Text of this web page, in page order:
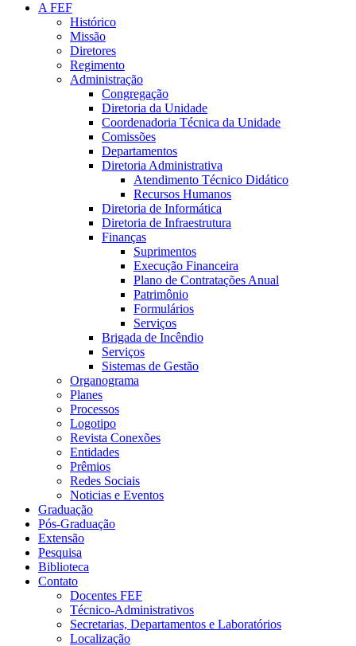
A FEF
Histórico
Missão
Diretores
Regimento
Administração
Congregação
Diretoria da Unidade
Coordenadoria Técnica da Unidade
Comissões
Departamentos
Diretoria Administrativa
Atendimento Técnico Didático
Recursos Humanos
Diretoria de Informática
Diretoria de Infraestrutura
Finanças
Suprimentos
Execução Financeira
Plano de Contratações Anual
Patrimônio
Formulários
Serviços
Brigada de Incêndio
Serviços
Sistemas de Gestão
Organograma
Planes
Processos
Logotipo
Revista Conexões
Entidades
Prêmios
Redes Sociais
Noticias e Eventos
Graduação
Pós-Graduação
Extensão
Pesquisa
Biblioteca
Contato
Docentes FEF
Técnico-Administrativos
Secretarias, Departamentos e Laboratórios
Localização